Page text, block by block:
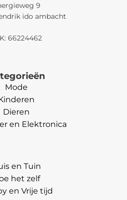
9
ido ambacht
66224462
Mode
Dieren
en Elektronica
en Tuin
het zelf
en Vrije tijd